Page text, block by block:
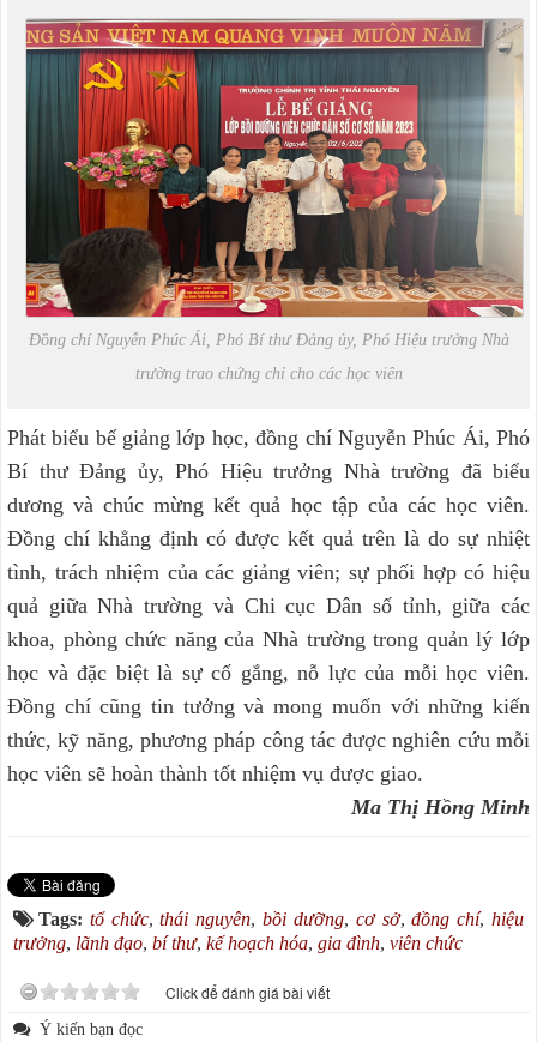
Đồng chí Nguyễn Phúc Ái, Phó Bí thư Đảng ủy, Phó Hiệu trưởng Nhà
trường trao chứng chỉ cho các học viên
Phát biểu bế giảng lớp học, đồng chí Nguyễn Phúc Ái, Phó
Bí thư Đảng ủy, Phó Hiệu trưởng Nhà trường đã biểu
dương và chúc mừng kết quả học tập của các học viên.
Đồng chí khẳng định có được kết quả trên là do sự nhiệt
tình, trách nhiệm của các giảng viên; sự phối hợp có hiệu
quả giữa Nhà trường và Chi cục Dân số tỉnh, giữa các
khoa, phòng chức năng của Nhà trường trong quản lý lớp
học và đặc biệt là sự cố gắng, nỗ lực của mỗi học viên.
Đồng chí cũng tin tưởng và mong muốn với những kiến
thức, kỹ năng, phương pháp công tác được nghiên cứu mỗi
học viên sẽ hoàn thành tốt nhiệm vụ được giao.
Ma Thị Hồng Minh
Tags: tổ chức,thái nguyên,bồi dưỡng, cơ sở,đồng chí,hiệu
trưởng, lãnh đạo, bí thư, kế hoạch hóa, gia đình, viên chức
Click để đánh giá bài viết
Ý kiến bạn đọc